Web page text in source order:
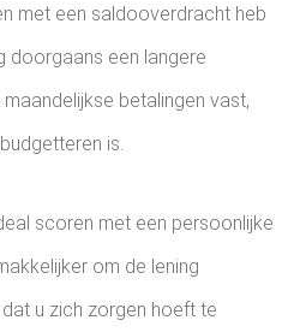
met een saldooverdracht heb
doorgaans een langere
betalingen vast,
is.
scoren met een persoonlijke
om de lening
u zich zorgen hoeft te